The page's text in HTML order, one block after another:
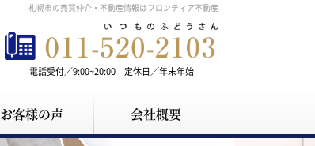
札幌市の売買仲介・不動産情報はフロンティア不動産
電話受付／9:00~20:00 定休日／年末年始
お客様の声 会社概要